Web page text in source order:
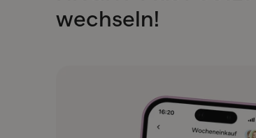
wechseln!